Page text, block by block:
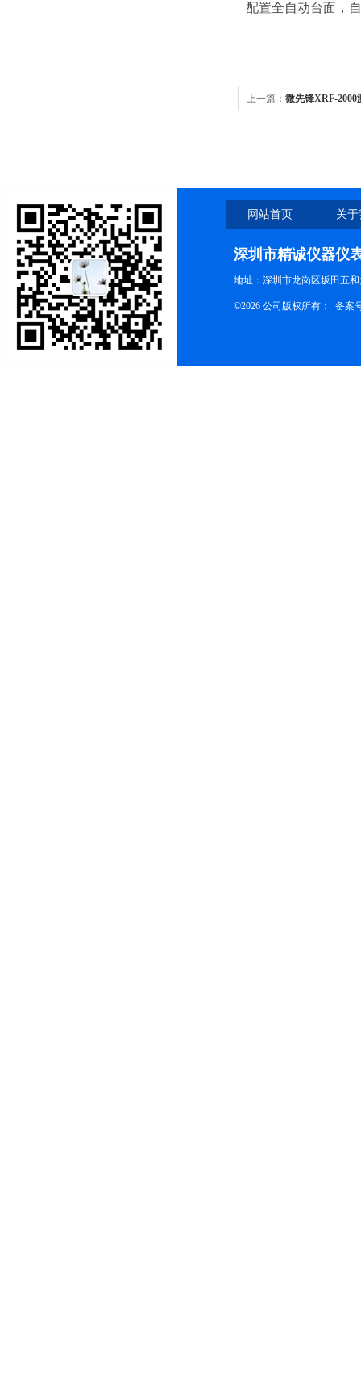
配置全自动台面，
上一篇： 微先锋XRF-2000
网站首页 关
深圳市精诚仪器仪
地址：深圳市龙岗区坂田五
©2026 公司版权所有： 备案